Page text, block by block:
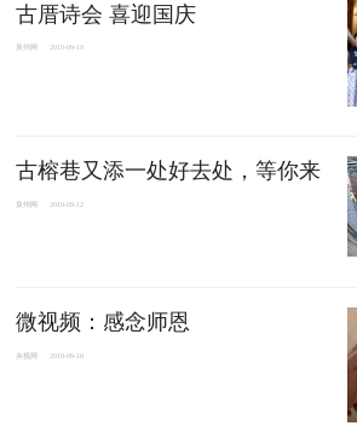
古厝诗会 喜迎国庆
泉州网 2019-09-19
古榕巷又添一处好去处，等你来
泉州网 2019-09-12
微视频：感念师恩
央视网 2019-09-10